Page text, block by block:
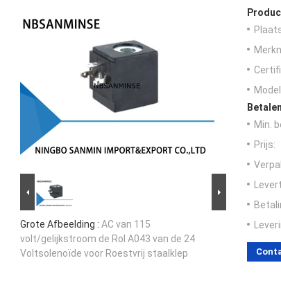
Grote Afbeelding : AC van 115
volt/gelijkstroom de Rol A043 van de 24
Voltsolenoïde voor Roestvrij staalklep
Min.
Prijs: